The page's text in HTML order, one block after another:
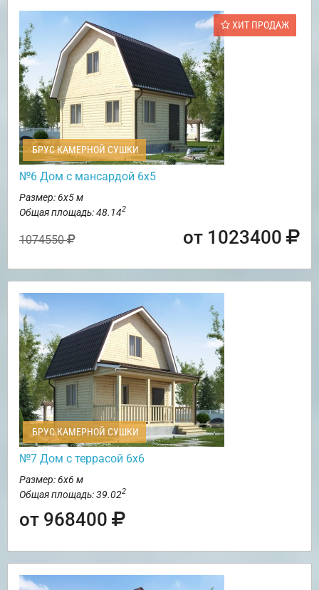
ХИТ ПРОДАЖ
БРУС КАМЕРНОЙ СУШКИ
№6 Дом с мансардой 6х5
Размер: 6х5 м
Общая площадь: 48.142
1074550 от 1023400
БРУС КАМЕРНОЙ СУШКИ
№7 Дом с террасой 6х6
Размер: 6х6 м
Общая площадь: 39.022
от 968400